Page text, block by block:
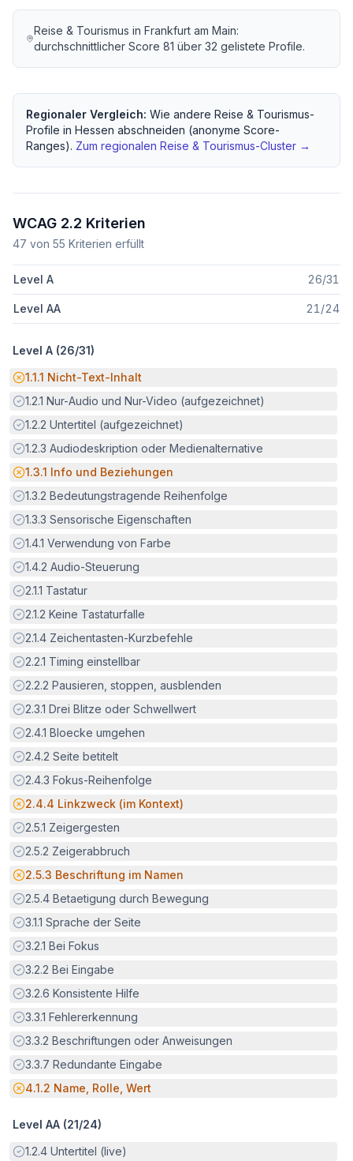
Reise & Tourismus in Frankfurt am Main:
durchschnittlicher Score 81 über 32 gelistete Profile.
Regionaler Vergleich: Wie andere Reise & Tourismus-
Profile in Hessen abschneiden (anonyme Score-
Ranges). Zum regionalen Reise & Tourismus-Cluster →
WCAG 2.2 Kriterien
47 von 55 Kriterien erfüllt
Level A 26/31
Level AA 21 /24
Level A (26/31)
Potenzielle Barriere:
1.1.1 Nicht-Text-Inhalt
Erfüllt:
1.2.1 Nur-Audio und Nur-Video (aufgezeichnet)
Erfüllt:
1.2.2 Untertitel (aufgezeichnet)
Erfüllt:
1.2.3 Audiodeskription oder Medienalternative
Potenzielle Barriere:
1.3.1 Info und Beziehungen
Erfüllt:
1.3.2 Bedeutungstragende Reihenfolge
Erfüllt:
1.3.3 Sensorische Eigenschaften
Erfüllt:
1.4.1 Verwendung von Farbe
Erfüllt:
1.4.2 Audio-Steuerung
Erfüllt:
2.1.1 Tastatur
Erfüllt:
2.1.2 Keine Tastaturfalle
Erfüllt:
2.1.4 Zeichentasten-Kurzbefehle
Erfüllt:
2.2.1 Timing einstellbar
Erfüllt:
2.2.2 Pausieren, stoppen, ausblenden
Erfüllt:
2.3.1 Drei Blitze oder Schwellwert
Erfüllt:
2.4.1 Bloecke umgehen
Erfüllt:
2.4.2 Seite betitelt
Erfüllt:
2.4.3 Fokus-Reihenfolge
Potenzielle Barriere:
2.4.4 Linkzweck (im Kontext)
Erfüllt:
2.5.1 Zeigergesten
Erfüllt:
2.5.2 Zeigerabbruch
Potenzielle Barriere:
2.5.3 Beschriftung im Namen
Erfüllt:
2.5.4 Betaetigung durch Bewegung
Erfüllt:
3.1.1 Sprache der Seite
Erfüllt:
3.2.1 Bei Fokus
Erfüllt:
3.2.2 Bei Eingabe
Erfüllt:
3.2.6 Konsistente Hilfe
Erfüllt:
3.3.1 Fehlererkennung
Erfüllt:
3.3.2 Beschriftungen oder Anweisungen
Erfüllt:
3.3.7 Redundante Eingabe
Potenzielle Barriere:
4.1.2 Name, Rolle, Wert
Level AA (21/24)
Erfüllt:
1.2.4 Untertitel (live)